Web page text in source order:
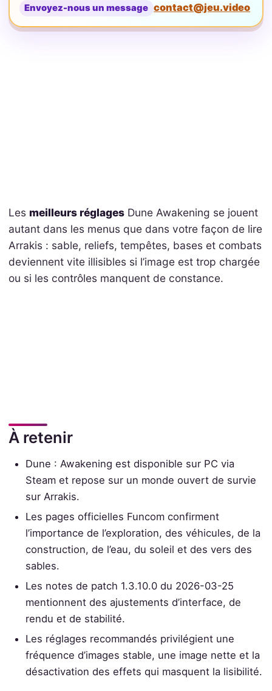
Envoyez-nous un message contact@jeu.video
Les meilleurs réglagesDune Awakening se jouent
autant dans les menus que dans votre façon de lire
Arrakis : sable, reliefs, tempêtes, bases et combats
deviennent vite illisibles si l’image est trop chargée
ou si les contrôles manquent de constance.
À retenir
Dune : Awakening est disponible sur PC via
Steam et repose sur un monde ouvert de survie
sur Arrakis.
Les pages officielles Funcom confirment
l’importance de l’exploration, des véhicules, de la
construction, de l’eau, du soleil et des vers des
sables.
Les notes de patch 1.3.10.0 du 2026-03-25
mentionnent des ajustements d’interface, de
rendu et de stabilité.
Les réglages recommandés privilégient une
fréquence d’images stable, une image nette et la
désactivation des effets qui masquent la lisibilité.